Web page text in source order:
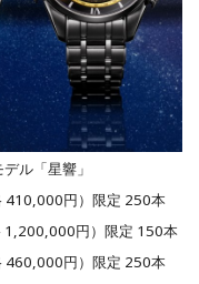
ル「星響」
410,000円）限定 250本
円）限定 150本
460,000円）限定 250本